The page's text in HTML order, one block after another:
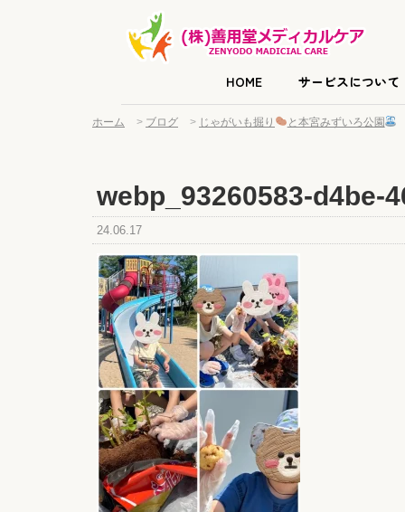
HOME サービスについて
ホーム > ブログ > じゃがいも掘り と本宮みずいろ公園
webp_93260583-d4be-
24.06.17